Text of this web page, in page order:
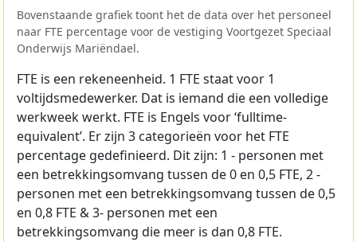
Bovenstaande grafiek toont het de data over het personeel
naar FTE percentage voor de vestiging Voortgezet Speciaal
Onderwijs Mariëndael.
FTE is een rekeneenheid. 1 FTE staat voor 1
voltijdsmedewerker. Dat is iemand die een volledige
werkweek werkt. FTE is Engels voor ‘fulltime-
equivalent’. Er zijn 3 categorieën voor het FTE
percentage gedefinieerd. Dit zijn: 1 - personen met
een betrekkingsomvang tussen de 0 en 0,5 FTE, 2 -
personen met een betrekkingsomvang tussen de 0,5
en 0,8 FTE & 3- personen met een
betrekkingsomvang die meer is dan 0,8 FTE.